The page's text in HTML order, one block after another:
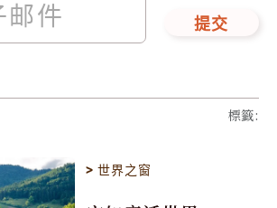
提交
標籤:
>世界之窗